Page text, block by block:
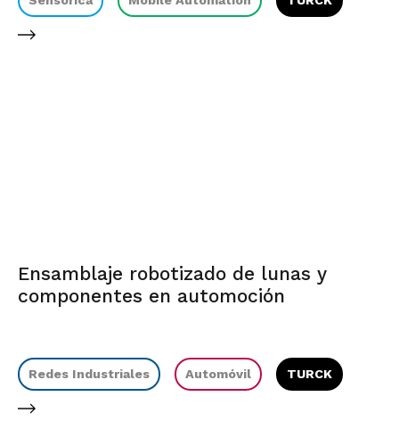
Ensamblaje robotizado de lunas y
componentes en automoción
Redes Industriales Automóvil TURCK